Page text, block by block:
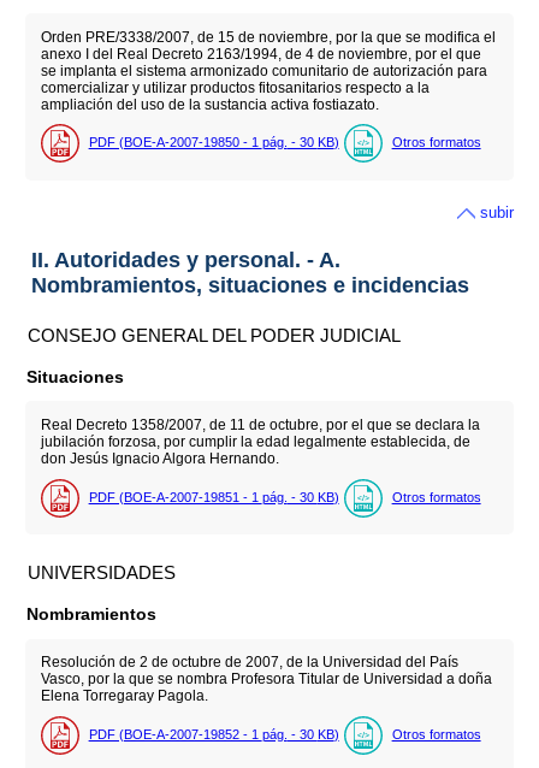
Orden PRE/3338/2007, de 15 de noviembre, por la que se modifica el
anexo I del Real Decreto 2163/1994, de 4 de noviembre, por el que
se implanta el sistema armonizado comunitario de autorización para
comercializar y utilizar productos fitosanitarios respecto a la
ampliación del uso de la sustancia activa fostiazato.
PDF (BOE-A-2007-19850 - 1 pág. - 30 KB) Otros formatos
subir
II. Autoridades y personal. - A.
Nombramientos, situaciones e incidencias
CONSEJO GENERAL DEL PODER JUDICIAL
Situaciones
Real Decreto 1358/2007, de 11 de octubre, por el que se declara la
jubilación forzosa, por cumplir la edad legalmente establecida, de
don Jesús Ignacio Algora Hernando.
PDF (BOE-A-2007-19851 - 1 pág. - 30 KB) Otros formatos
UNIVERSIDADES
Nombramientos
Resolución de 2 de octubre de 2007, de la Universidad del País
Vasco, por la que se nombra Profesora Titular de Universidad a doña
Elena Torregaray Pagola.
PDF (BOE-A-2007-19852 - 1 pág. - 30 KB) Otros formatos